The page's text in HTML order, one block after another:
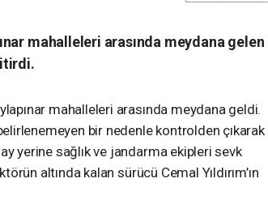
mahalleleri arasında meydana gelen
mahalleleri arasında meydana geldi.
bir nedenle kontrolden çıkarak
yerine sağlık ve jandarma ekipleri sevk
altında kalan sürücü Cemal Yıldırım’ın